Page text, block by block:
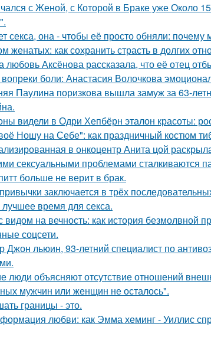
с Женой, с Которой в Браке уже Около
секса, она - чтобы её просто обняли:
женатых: как сохранить страсть в долгих
любовь Аксёнова рассказала, что её отец
боли: Анастасия Волочкова
Паулина поризкова вышла замуж за 63-
видели в Одри Хепбёрн эталон красоты:
Ношу на Себе": как праздничный костюм
в онкоцентр Анита цой
сексуальными проблемами сталкиваются
больше не верит в брак.
заключается в трёх
лучшее время для секса.
видом на вечность: как история безмолвной
соцсети.
Джон льюин, 93-летний специалист по
люди объясняют отсутствие отношений
мужчин или женщин не осталось".
границы - это.
любви: как Эмма хеминг - Уиллис